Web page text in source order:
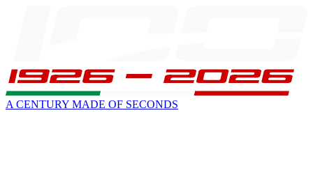
A CENTURY MADE OF SECONDS